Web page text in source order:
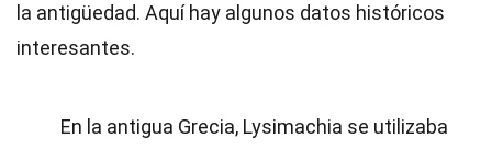
la antigüedad. Aquí hay algunos datos históricos
interesantes.
En la antigua Grecia, Lysimachia se utilizaba